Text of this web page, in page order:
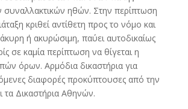
συναλλακτικών ηθών. Στην περίπτωση
κριθεί αντίθετη προς το νόμο και
ή ακυρώσιμη, παύει αυτοδικαίως
σε καμία περίπτωση να θίγεται η
όρων. Αρμόδια δικαστήρια για
διαφορές προκύπτουσες από την
τα Δικαστήρια Αθηνών.